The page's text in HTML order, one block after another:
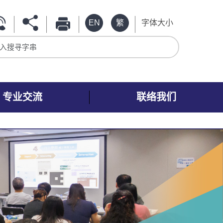
EN 繁 字体大小
专业交流 联络我们